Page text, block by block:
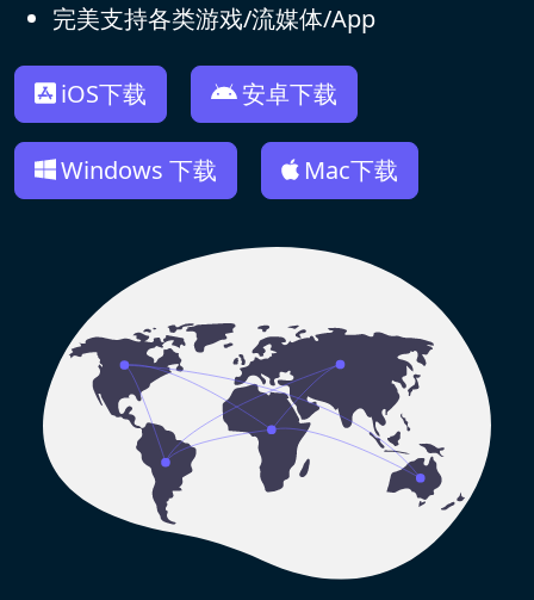
完美支持各类游戏/流媒体/App
iOS下载 安卓下载
Windows 下载 Mac下载